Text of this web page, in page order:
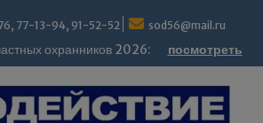
77-13-94, 91-52-52 sod56@mail.ru
охранников 2026: посмотреть